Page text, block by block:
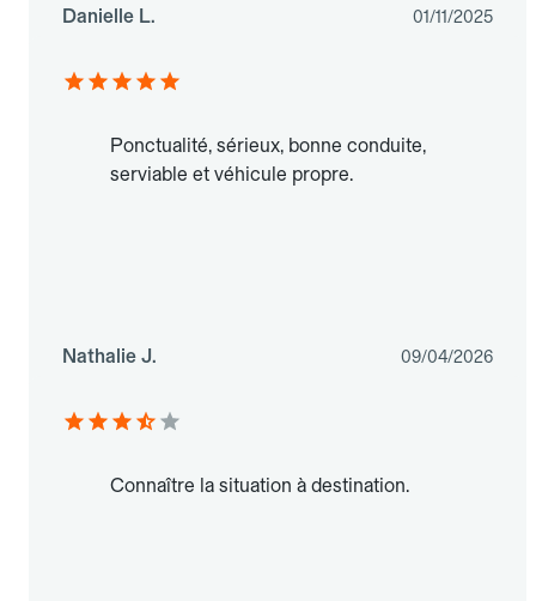
Danielle L. 01/11/2025
Ponctualité, sérieux, bonne conduite,
serviable et véhicule propre.
Nathalie J. 09/04/2026
Connaître la situation à destination.